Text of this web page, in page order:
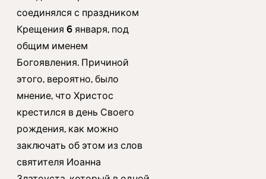
соединялся с праздником
Крещения 6 января, под
общим именем
Богоявления. Причиной
этого, вероятно, было
мнение, что Христос
крестился в день Своего
рождения, как можно
заключать об этом из слов
святителя Иоанна